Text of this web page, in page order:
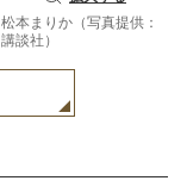
松本まりか（写真提供：
講談社）